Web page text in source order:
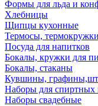
Формы для льда и
Хлебницы
Щипцы кухонные
Термосы, термокружки
Посуда для напитков
Бокалы, кружки для
Бокалы, стаканы
Кувшины,
Наборы для спиртных
Наборы свадебные